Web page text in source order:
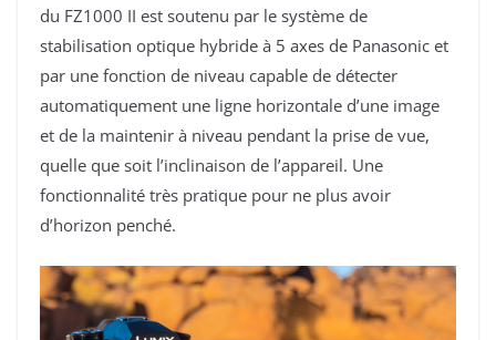
du FZ1000 II est soutenu par le système de
stabilisation optique hybride à 5 axes de Panasonic et
par une fonction de niveau capable de détecter
automatiquement une ligne horizontale d’une image
et de la maintenir à niveau pendant la prise de vue,
quelle que soit l’inclinaison de l’appareil. Une
fonctionnalité très pratique pour ne plus avoir
d’horizon penché.